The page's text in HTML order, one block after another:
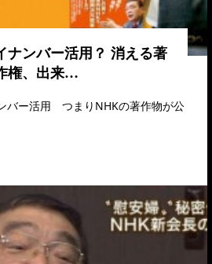
ナンバー活用？ 消える著
権、出来…
バー活用 つまりNHKの著作物が公